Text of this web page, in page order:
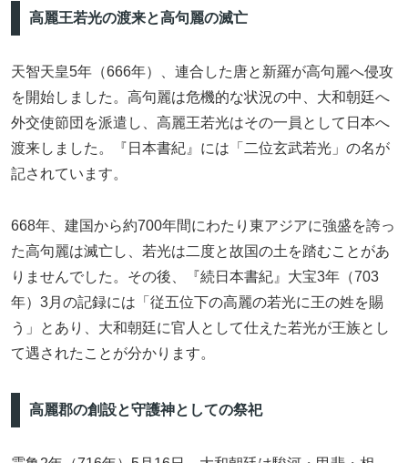
高麗王若光の渡来と高句麗の滅亡
天智天皇5年（666年）、連合した唐と新羅が高句麗へ侵攻
を開始しました。高句麗は危機的な状況の中、大和朝廷へ
外交使節団を派遣し、高麗王若光はその一員として日本へ
渡来しました。『日本書紀』には「二位玄武若光」の名が
記されています。
668年、建国から約700年間にわたり東アジアに強盛を誇っ
た高句麗は滅亡し、若光は二度と故国の土を踏むことがあ
りませんでした。その後、『続日本書紀』大宝3年（703
年）3月の記録には「従五位下の高麗の若光に王の姓を賜
う」とあり、大和朝廷に官人として仕えた若光が王族とし
て遇されたことが分かります。
高麗郡の創設と守護神としての祭祀